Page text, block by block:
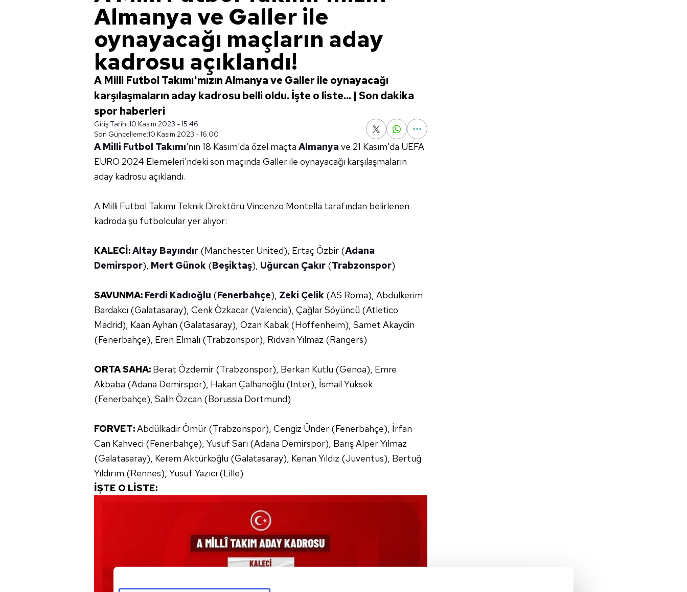
Almanya ve Galler ile
oynayacağı maçların aday
kadrosu açıklandı!
A Milli Futbol Takımı'mızın Almanya ve Galler ile oynayacağı
karşılaşmaların aday kadrosu belli oldu. İşte o liste... | Son dakika
spor haberleri
Giriş Tarihi:10 Kasım 2023 - 15:46
Son Güncelleme:10 Kasım 2023 - 16:00
A Milli Futbol Takımı'nın 18 Kasım'da özel maçta Almanya ve 21 Kasım'da UEFA
EURO 2024 Elemeleri'ndeki son maçında Galler ile oynayacağı karşılaşmaların
aday kadrosu açıklandı.
A Milli Futbol Takımı Teknik Direktörü Vincenzo Montella tarafından belirlenen
kadroda şu futbolcular yer alıyor:
KALECİ:Altay Bayındır (Manchester United), Ertaç Özbir (Adana
Demirspor), Mert Günok (Beşiktaş), Uğurcan Çakır (Trabzonspor)
SAVUNMA: Ferdi Kadıoğlu (Fenerbahçe), Zeki Çelik (AS Roma), Abdülkerim
Bardakcı (Galatasaray), Cenk Özkacar (Valencia), Çağlar Söyüncü (Atletico
Madrid), Kaan Ayhan (Galatasaray), Ozan Kabak (Hoffenheim), Samet Akaydin
(Fenerbahçe), Eren Elmalı (Trabzonspor), Rıdvan Yılmaz (Rangers)
ORTA SAHA: Berat Özdemir (Trabzonspor), Berkan Kutlu (Genoa), Emre
Akbaba (Adana Demirspor), Hakan Çalhanoğlu (Inter), İsmail Yüksek
(Fenerbahçe), Salih Özcan (Borussia Dortmund)
FORVET:Abdülkadir Ömür (Trabzonspor), Cengiz Ünder (Fenerbahçe), İrfan
Can Kahveci (Fenerbahçe), Yusuf Sarı (Adana Demirspor), Barış Alper Yılmaz
(Galatasaray), Kerem Aktürkoğlu (Galatasaray), Kenan Yıldız (Juventus), Bertuğ
Yıldırım (Rennes), Yusuf Yazıcı (Lille)
İŞTE O LİSTE: